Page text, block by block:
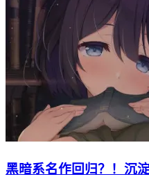
黑暗系名作回归？！沉